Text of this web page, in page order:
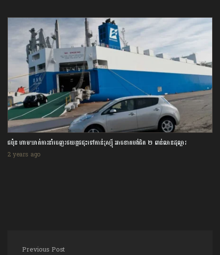
ជប៉ុន ហាមឃាត់ការនាំចេញរថយន្តជជុះទៅកាន់រុស្ស៊ី អាចខាតបង់ជិត ២ ពាន់លានដុល្លារ
2 years ago
Previous Post